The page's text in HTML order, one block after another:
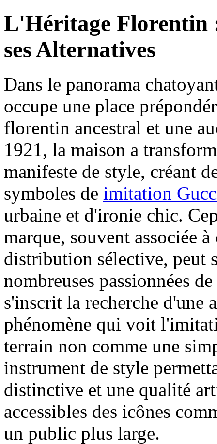
L'Héritage Florentin
ses Alternatives
Dans le panorama
occupe une place
florentin ancestral et une
1921, la maison a
manifeste de style, créant
symboles de imitation
urbaine et d'ironie chic.
marque, souvent associée
distribution sélective, peut
nombreuses passionnées
s'inscrit la recherche d'une
phénomène qui voit
terrain non comme une
instrument de style
distinctive et une qualité
accessibles des icônes
un public plus large.